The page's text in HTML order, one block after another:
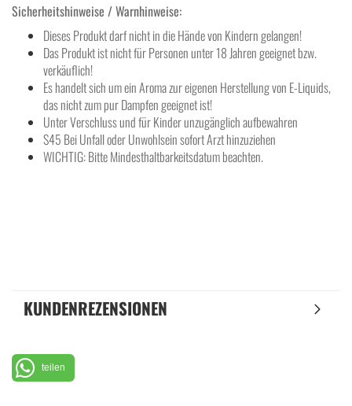
Sicherheitshinweise / Warnhinweise:
Dieses Produkt darf nicht in die Hände von Kindern gelangen!
Das Produkt ist nicht für Personen unter 18 Jahren geeignet bzw.
verkäuflich!
Es handelt sich um ein Aroma zur eigenen Herstellung von E-Liquids,
das nicht zum pur Dampfen geeignet ist!
Unter Verschluss und für Kinder unzugänglich aufbewahren
S45 Bei Unfall oder Unwohlsein sofort Arzt hinzuziehen
WICHTIG: Bitte Mindesthaltbarkeitsdatum beachten.
KUNDENREZENSIONEN
teilen